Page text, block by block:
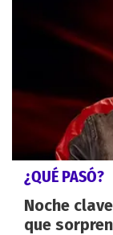
¿QUÉ PASÓ?
Noche
que